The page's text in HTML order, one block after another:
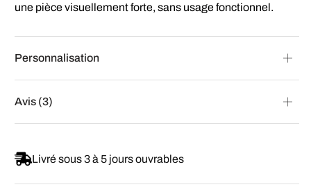
une pièce visuellement forte, sans usage fonctionnel.
Personnalisation
Avis (3)
Livré sous 3 à 5 jours ouvrables